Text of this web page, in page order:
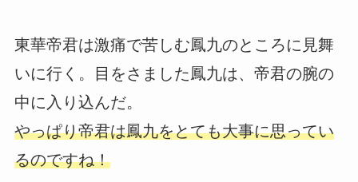
東華帝君は激痛で苦しむ鳳九のところに見舞
いに行く。目をさました鳳九は、帝君の腕の
中に入り込んだ。
やっぱり帝君は鳳九をとても大事に思ってい
るのですね！